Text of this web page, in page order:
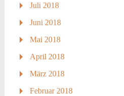
Juli 2018
Juni 2018
Mai 2018
April 2018
März 2018
Februar 2018